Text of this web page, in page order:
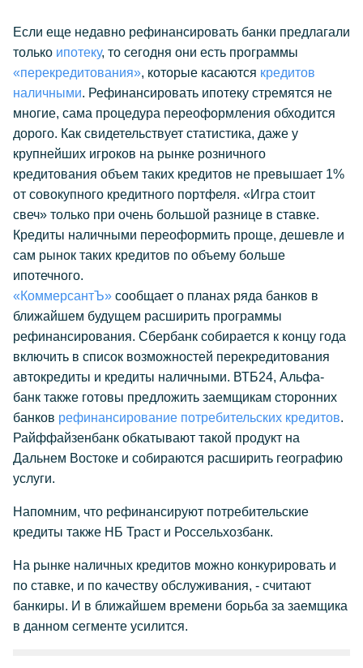
Если еще недавно рефинансировать банки предлагали
только ипотеку, то сегодня они есть программы
«перекредитования», которые касаются кредитов
наличными. Рефинансировать ипотеку стремятся не
многие, сама процедура переоформления обходится
дорого. Как свидетельствует статистика, даже у
крупнейших игроков на рынке розничного
кредитования объем таких кредитов не превышает 1%
от совокупного кредитного портфеля. «Игра стоит
свеч» только при очень большой разнице в ставке.
Кредиты наличными переоформить проще, дешевле и
сам рынок таких кредитов по объему больше
ипотечного.
«КоммерсантЪ» сообщает о планах ряда банков в
ближайшем будущем расширить программы
рефинансирования. Сбербанк собирается к концу года
включить в список возможностей перекредитования
автокредиты и кредиты наличными. ВТБ24, Альфа-
банк также готовы предложить заемщикам сторонних
банков рефинансирование потребительских кредитов.
Райффайзенбанк обкатывают такой продукт на
Дальнем Востоке и собираются расширить географию
услуги.
Напомним, что рефинансируют потребительские
кредиты также НБ Траст и Россельхозбанк.
На рынке наличных кредитов можно конкурировать и
по ставке, и по качеству обслуживания, - считают
банкиры. И в ближайшем времени борьба за заемщика
в данном сегменте усилится.